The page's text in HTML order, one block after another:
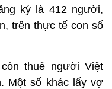
ký là 412 người,
trên thực tế con số
thuê người Việt
Một số khác lấy vợ